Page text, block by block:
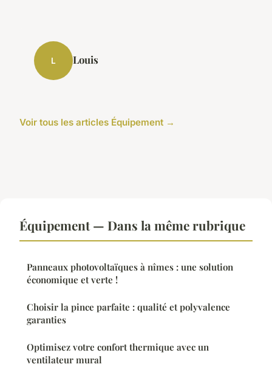
L Louis
Voir tous les articles Équipement →
Équipement — Dans la même rubrique
Panneaux photovoltaïques à nîmes : une solution
économique et verte !
Choisir la pince parfaite : qualité et polyvalence
garanties
Optimisez votre confort thermique avec un
ventilateur mural